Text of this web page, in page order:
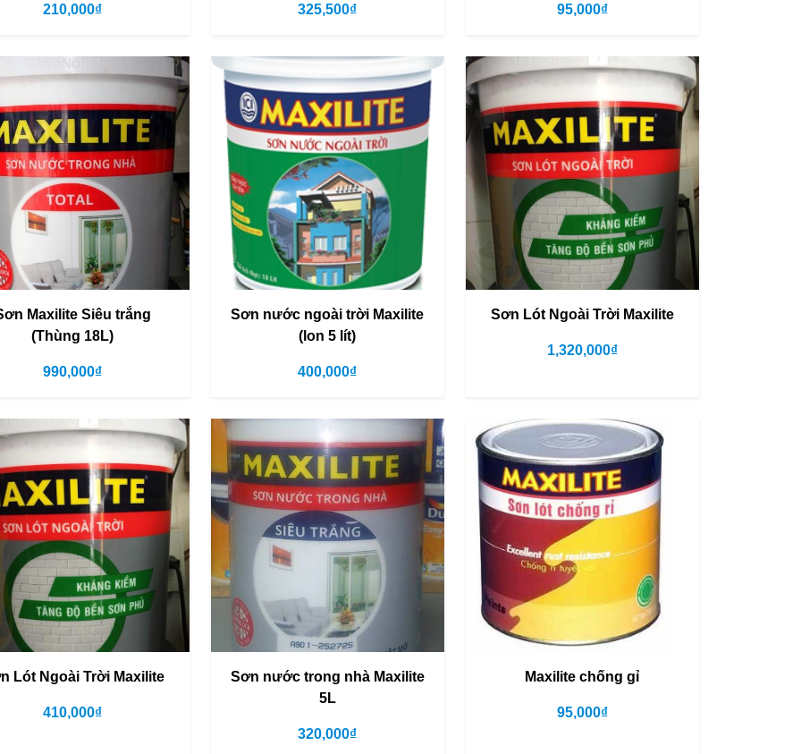
210,000₫ 325,500₫
95,000₫
Maxilite Siêu trắng
(Thùng 18L)
990,000₫
Sơn nước ngoài trời Maxilite
(lon 5 lít)
400,000₫
Sơn Lót Ngoài Trời Maxilite
1,320,000₫
Lót Ngoài Trời Maxilite
410,000₫
Sơn nước trong nhà Maxilite
5L
320,000₫
Maxilite chống gỉ
95,000₫